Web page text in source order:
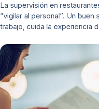
La supervisión en
“vigilar al personal”. Un buen
trabajo, cuida la experiencia